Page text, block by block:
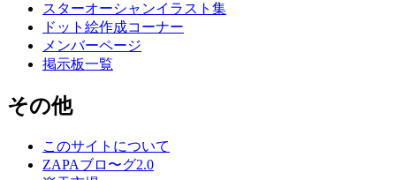
スターオーシャンイラスト集
ドット絵作成コーナー
メンバーページ
掲示板一覧
その他
このサイトについて
ZAPAブロ〜グ2.0